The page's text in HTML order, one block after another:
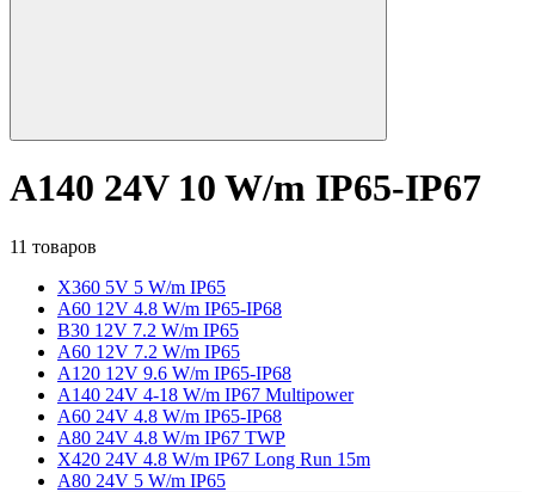
A140 24V 10 W/m IP65-IP67
11 товаров
X360 5V 5 W/m IP65
A60 12V 4.8 W/m IP65-IP68
B30 12V 7.2 W/m IP65
A60 12V 7.2 W/m IP65
A120 12V 9.6 W/m IP65-IP68
A140 24V 4-18 W/m IP67 Multipower
A60 24V 4.8 W/m IP65-IP68
A80 24V 4.8 W/m IP67 TWP
X420 24V 4.8 W/m IP67 Long Run 15m
A80 24V 5 W/m IP65